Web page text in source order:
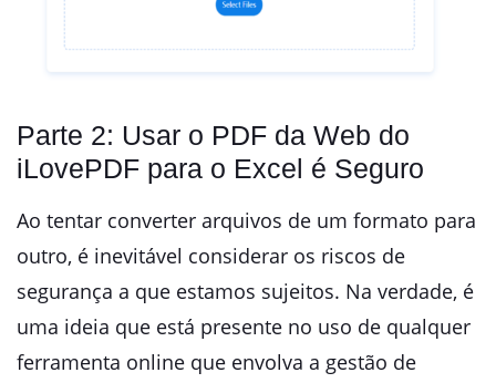
Parte 2: Usar o PDF da Web do
iLovePDF para o Excel é Seguro
Ao tentar converter arquivos de um formato para
outro, é inevitável considerar os riscos de
segurança a que estamos sujeitos. Na verdade, é
uma ideia que está presente no uso de qualquer
ferramenta online que envolva a gestão de